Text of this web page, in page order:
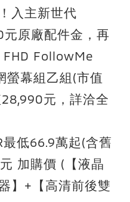
入主新世代
元原廠配件金，再
FHD FollowMe
螢幕組乙組(市值
元，詳洽全
最低66.9萬起(含舊
加購價 (【液晶
】+【高清前後雙